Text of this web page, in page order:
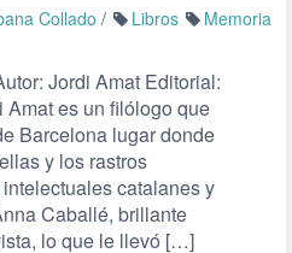
Collado / Libros
Memoria
Jordi Amat Editorial:
Amat es un filólogo que
Barcelona lugar donde
y los rastros
catalanes y
Caballé, brillante
lo que le llevó […]